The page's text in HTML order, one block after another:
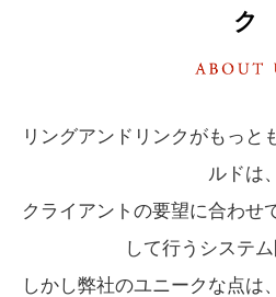
ク
リングアンドリンクがもっと
ルドは、
クライアントの要望に合わせ
して行うシステム
しかし弊社のユニークな点は